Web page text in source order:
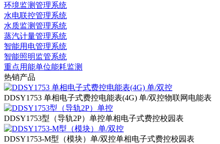
环境监测管理系统
水电联控管理系统
水质监测管理系统
蒸汽计量管理系统
智能用电管理系统
智能照明监管系统
重点用能单位能耗监测
热销产品
DDSY1753 单相电子式费控电能表(4G) 单/双控物联网电能表
DDSY1753型（导轨2P）单控单相电子式费控校园表
DDSY1753-M型（模块）单/双控单相电子式费控校园表